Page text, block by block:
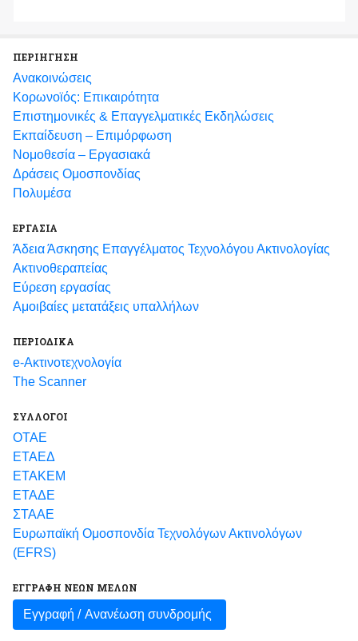
ΠΕΡΙΗΓΗΣΗ
Ανακοινώσεις
Κορωνοϊός: Επικαιρότητα
Eπιστημονικές & Επαγγελματικές Eκδηλώσεις
Εκπαίδευση – Επιμόρφωση
Νομοθεσία – Εργασιακά
Δράσεις Ομοσπονδίας
Πολυμέσα
ΕΡΓΑΣΙΑ
Άδεια Άσκησης Επαγγέλματος Τεχνολόγου Ακτινολογίας
Ακτινοθεραπείας
Εύρεση εργασίας
Αμοιβαίες μετατάξεις υπαλλήλων
ΠΕΡΙΟΔΙΚΑ
e-Ακτινοτεχνολογία
The Scanner
ΣΥΛΛΟΓΟΙ
ΟΤΑΕ
ΕΤΑΕΔ
ΕΤΑΚΕΜ
ΕΤΑΔΕ
ΣΤΑΑΕ
Ευρωπαϊκή Ομοσπονδία Τεχνολόγων Ακτινολόγων
(EFRS)
ΕΓΓΡΑΦΗ ΝΕΩΝ ΜΕΛΩΝ
Εγγραφή / Ανανέωση συνδρομής